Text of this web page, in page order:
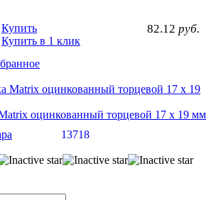
82.12 руб.
Купить
Купить в 1 клик
оцинкованный торцевой 17 х 19 мм
13718